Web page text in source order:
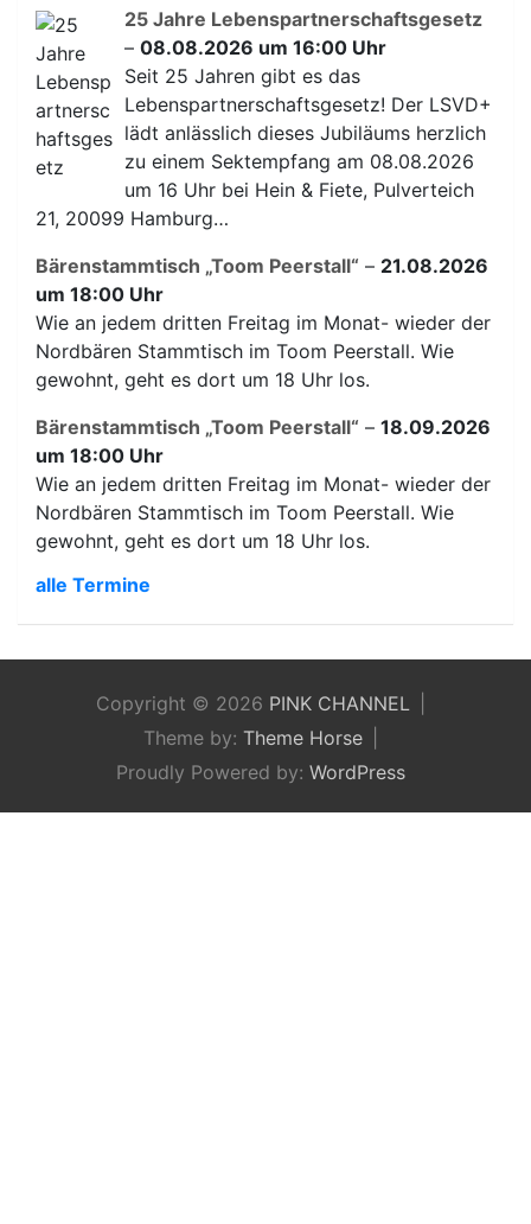
25 Jahre Lebenspartnerschaftsgesetz
– 08.08.2026 um 16:00 Uhr
Seit 25 Jahren gibt es das
Lebenspartnerschaftsgesetz! Der LSVD+
lädt anlässlich dieses Jubiläums herzlich
zu einem Sektempfang am 08.08.2026
um 16 Uhr bei Hein & Fiete, Pulverteich
21, 20099 Hamburg…
Bärenstammtisch „Toom Peerstall“ – 21.08.2026
um 18:00 Uhr
Wie an jedem dritten Freitag im Monat- wieder der
Nordbären Stammtisch im Toom Peerstall. Wie
gewohnt, geht es dort um 18 Uhr los.
Bärenstammtisch „Toom Peerstall“ – 18.09.2026
um 18:00 Uhr
Wie an jedem dritten Freitag im Monat- wieder der
Nordbären Stammtisch im Toom Peerstall. Wie
gewohnt, geht es dort um 18 Uhr los.
alle Termine
Copyright © 2026 PINK CHANNEL
Theme by: Theme Horse
Proudly Powered by: WordPress